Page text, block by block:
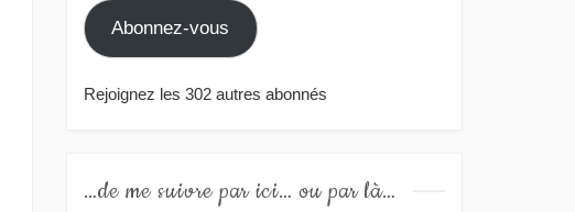
mail
Abonnez-vous
Rejoignez les 302 autres abonnés
…de me suivre par ici… ou par là…